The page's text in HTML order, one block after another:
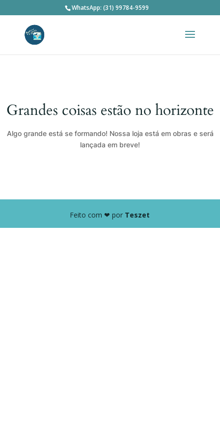
WhatsApp: (31) 99784-9599
Grandes coisas estão no horizonte
Algo grande está se formando! Nossa loja está em obras e será
lançada em breve!
Feito com ❤ por Teszet